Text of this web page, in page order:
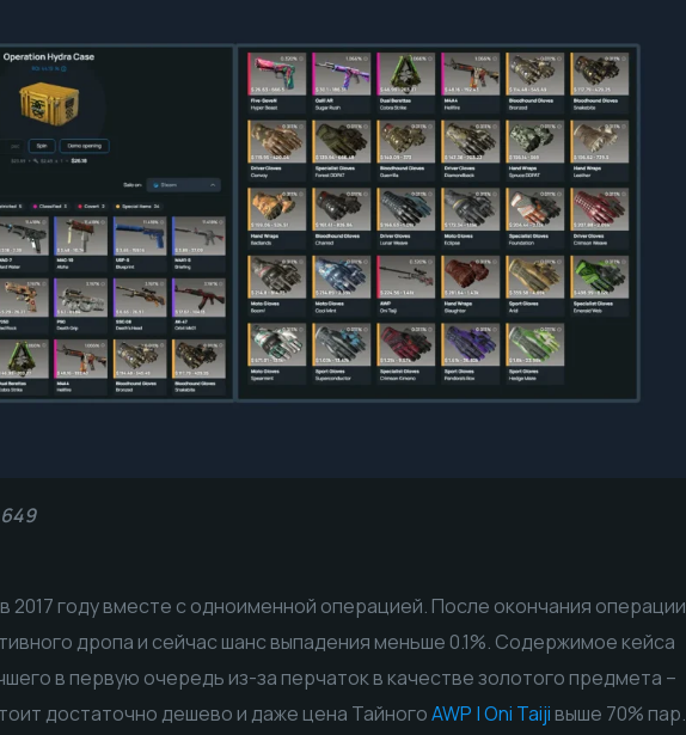
2017 году вместе с одноименной операцией. После окончания операции
дропа и сейчас шанс выпадения меньше 0.1%. Содержимое кейса
в первую очередь из-за перчаток в качестве золотого предмета –
достаточно дешево и даже цена ТайногоAWP | Oni Taiji выше 70% пар.